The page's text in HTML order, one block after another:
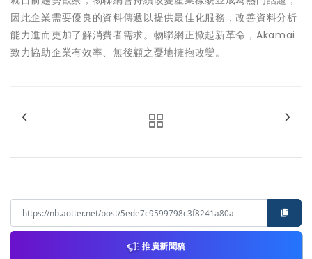
因此企業需要優良的資料傳遞以提供最佳化服務，改善資料分析
能力進而更加了解消費者需求。物聯網正掀起新革命，Akamai
致力協助企業有效率、無後顧之憂地擁抱改變。
推廣新聞稿